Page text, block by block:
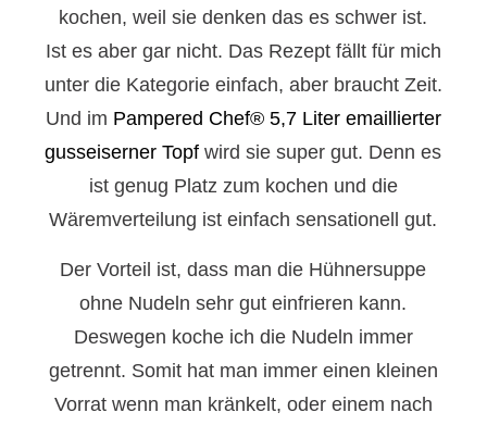
kochen, weil sie denken das es schwer ist.
Ist es aber gar nicht. Das Rezept fällt für mich
unter die Kategorie einfach, aber braucht Zeit.
Und im Pampered Chef® 5,7 Liter emaillierter
gusseiserner Topf wird sie super gut. Denn es
ist genug Platz zum kochen und die
Wäremverteilung ist einfach sensationell gut.
Der Vorteil ist, dass man die Hühnersuppe
ohne Nudeln sehr gut einfrieren kann.
Deswegen koche ich die Nudeln immer
getrennt. Somit hat man immer einen kleinen
Vorrat wenn man kränkelt, oder einem nach